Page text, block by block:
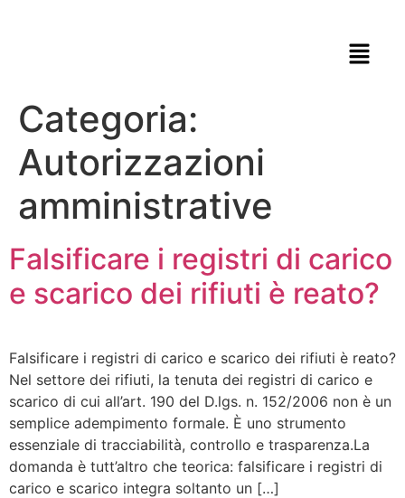
Categoria:
Autorizzazioni
amministrative
Falsificare i registri di carico
e scarico dei rifiuti è reato?
Falsificare i registri di carico e scarico dei rifiuti è reato?
Nel settore dei rifiuti, la tenuta dei registri di carico e
scarico di cui all’art. 190 del D.lgs. n. 152/2006 non è un
semplice adempimento formale. È uno strumento
essenziale di tracciabilità, controllo e trasparenza.La
domanda è tutt’altro che teorica: falsificare i registri di
carico e scarico integra soltanto un […]